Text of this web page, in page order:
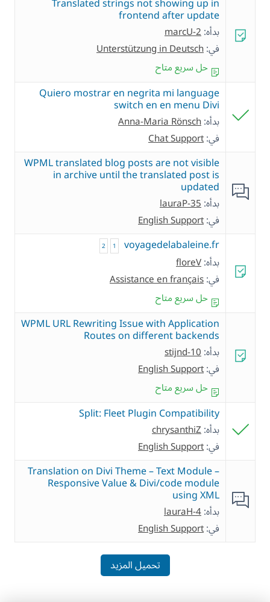
frontend after update
بدأه:marcU-2
في:Unterstützung in Deutsch
حل سريع متاح
Quiero mostrar en negrita mi language
switch en en menu Divi
بدأه:Anna-Maria Rönsch
في:Chat Support
WPML translated blog posts are not visible
in archive until the translated post is
updated
بدأه:lauraP-35
في:English Support
voyagedelabaleine.fr
1
2
بدأه:floreV
في:Assistance en français
حل سريع متاح
WPML URL Rewriting Issue with Application
Routes on different backends
بدأه:stijnd-10
في:English Support
حل سريع متاح
Split: Fleet Plugin Compatibility
بدأه:chrysanthiZ
في:English Support
Translation on Divi Theme – Text Module –
Responsive Value & Divi/code module
using XML
بدأه:lauraH-4
في:English Support
تحميل المزيد